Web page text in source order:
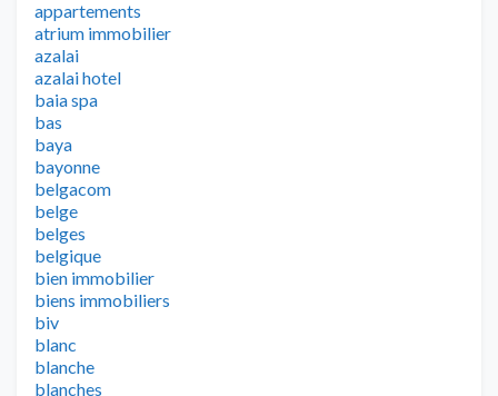
appartements
atrium immobilier
azalai
azalai hotel
baia spa
bas
baya
bayonne
belgacom
belge
belges
belgique
bien immobilier
biens immobiliers
biv
blanc
blanche
blanches